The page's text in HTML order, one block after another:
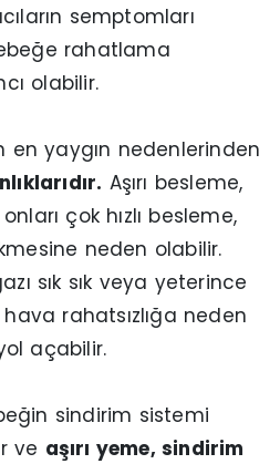
semptomları
rahatlama
olabilir.
en yaygın nedenlerinden
Aşırı besleme,
çok hızlı besleme,
neden olabilir.
sık sık veya yeterince
hava rahatsızlığa neden
açabilir.
sindirim sistemi
ve aşırı yeme, sindirim